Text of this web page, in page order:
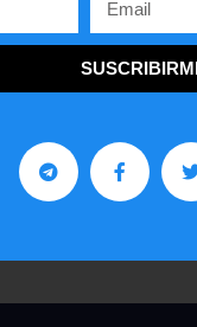
Somos un programa y
entrevistas, enfocado en